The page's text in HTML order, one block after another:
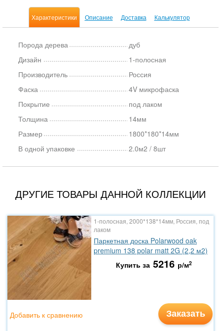
Характеристики Описание Доставка Калькулятор
Порода дерева
дуб
Дизайн
1-полосная
Производитель
Россия
Фаска
4V микрофаска
Покрытие
под лаком
Толщина
14мм
Размер
1800*180*14мм
В одной упаковке
2.0м2 / 8шт
ДРУГИЕ ТОВАРЫ ДАННОЙ КОЛЛЕКЦИИ
1-полосная, 2000*138*14мм, Россия, под
лаком
Паркетная доска Polarwood oak
premium 138 polar matt 2G (2,2 м2)
Купить за 5216 р/м2
Заказать
Добавить к сравнению